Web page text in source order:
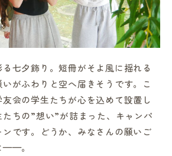
七夕飾り。短冊がそよ風に揺れる
がふわりと空へ届きそうです。こ
会の学生たちが心を込めて設置し
ちの”想い”が詰まった、キャンパ
です。どうか、みなさんの願いご
——。